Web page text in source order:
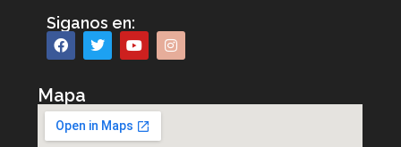
Siganos en:
Mapa